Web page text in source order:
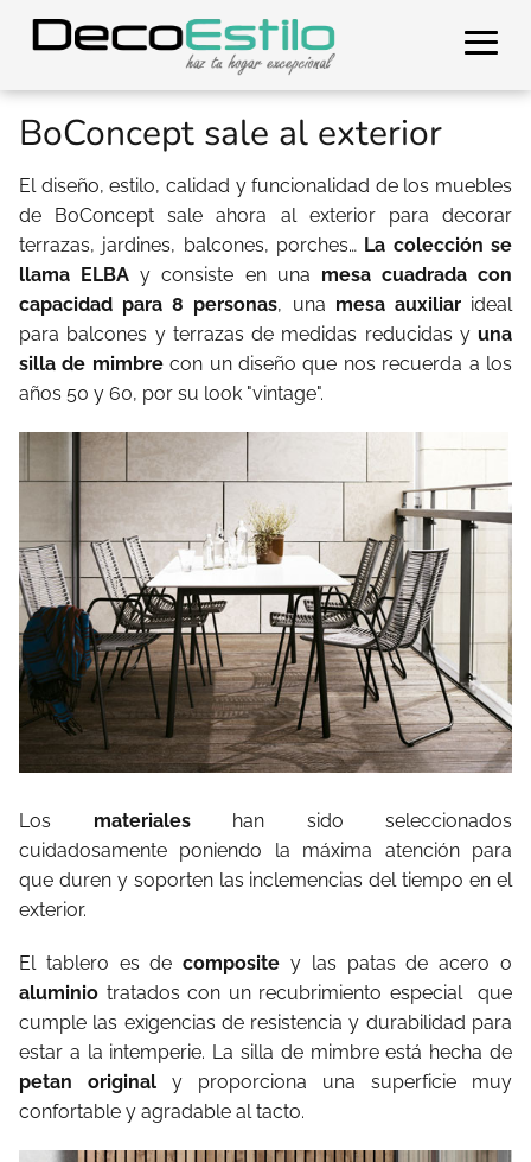
BoConcept sale al exterior
El diseño, estilo, calidad y funcionalidad de los muebles
de BoConcept sale ahora al exterior para decorar
terrazas, jardines, balcones, porches… La colección se
llama ELBA y consiste en una mesa cuadrada con
capacidad para 8 personas, una mesa auxiliarideal
para balcones y terrazas de medidas reducidas y una
silla de mimbrecon un diseño que nos recuerda a los
años 50 y 60, por su look "vintage".
Los materiales han sido seleccionados
cuidadosamente poniendo la máxima atención para
que duren y soporten las inclemencias del tiempo en el
exterior.
El tablero es decompositey las patas de acero o
aluminio tratados con un recubrimiento especial
que
cumple las exigencias de resistencia y durabilidad para
estar a la intemperie. La silla de mimbre está hecha de
petan original y proporciona una superficie muy
confortable y agradable al tacto.